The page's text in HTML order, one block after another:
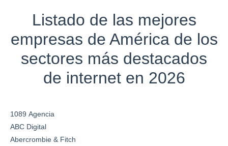
Listado de las mejores
empresas de América de los
sectores más destacados
de internet en 2026
1089 Agencia
ABC Digital
Abercrombie & Fitch